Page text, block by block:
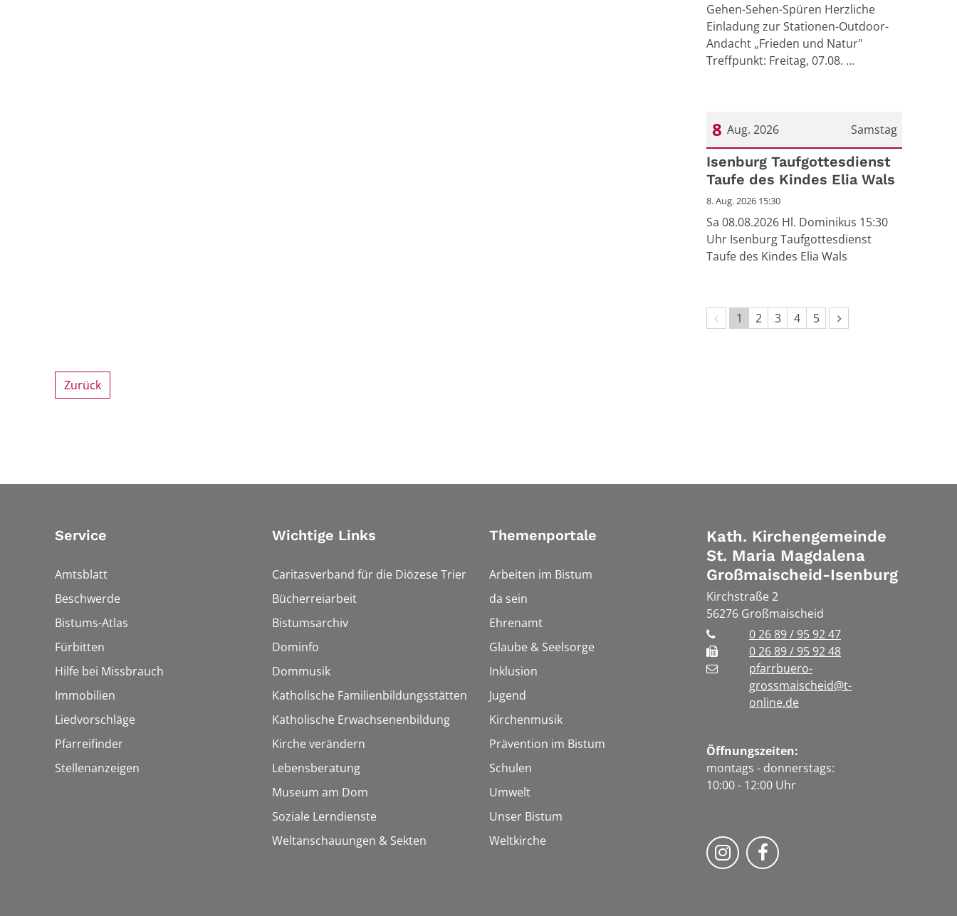
Gehen-Sehen-Spüren Herzliche
Einladung zur Stationen-Outdoor-
Andacht „Frieden und Natur"
Treffpunkt: Freitag, 07.08. ...
Samstag
8 Aug. 2026
Datum: 8. August 2026
Isenburg Taufgottesdienst
Taufe des Kindes Elia Wals
8. Aug. 2026 15:30
Sa 08.08.2026 Hl. Dominikus 15:30
Uhr Isenburg Taufgottesdienst
Taufe des Kindes Elia Wals
Vorherige Seite
1 2 3 4 5 Nächste Seite
Zurück
Service
Amtsblatt
Beschwerde
Bistums-Atlas
Fürbitten
Hilfe bei Missbrauch
Immobilien
Liedvorschläge
Pfarreifinder
Stellenanzeigen
Wichtige Links
Caritasverband für die Diözese Trier
Bücherreiarbeit
Bistumsarchiv
Dominfo
Dommusik
Katholische Familienbildungsstätten
Katholische Erwachsenenbildung
Kirche verändern
Lebensberatung
Museum am Dom
Soziale Lerndienste
Weltanschauungen & Sekten
Themenportale
Arbeiten im Bistum
da sein
Ehrenamt
Glaube & Seelsorge
Inklusion
Jugend
Kirchenmusik
Prävention im Bistum
Schulen
Umwelt
Unser Bistum
Weltkirche
Kath. Kirchengemeinde
St. Maria Magdalena
Großmaischeid-Isenburg
Kirchstraße 2
56276 Großmaischeid
0 26 89 / 95 92 47
0 26 89 / 95 92 48
pfarrbuero-
grossmaischeid@t-
online.de
Öffnungszeiten:
montags - donnerstags:
10:00 - 12:00 Uhr
Folge uns auf Instragram
Fogle uns auf Facebook